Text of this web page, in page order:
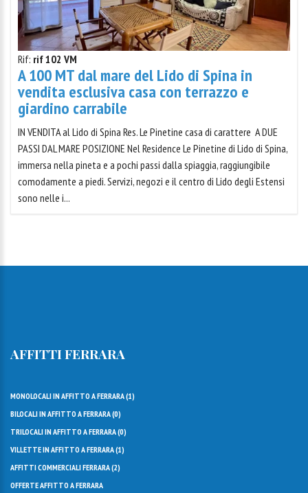
Rif: rif 102 VM
A 100 MT dal mare del Lido di Spina in
vendita esclusiva casa con terrazzo e
giardino carrabile
IN VENDITA al Lido di Spina Res. Le Pinetine casa di carattere A DUE
PASSI DAL MARE POSIZIONE Nel Residence Le Pinetine di Lido di Spina,
immersa nella pineta e a pochi passi dalla spiaggia, raggiungibile
comodamente a piedi. Servizi, negozi e il centro di Lido degli Estensi
sono nelle i...
AFFITTI FERRARA
MONOLOCALI IN AFFITTO A FERRARA (1)
BILOCALI IN AFFITTO A FERRARA (0)
TRILOCALI IN AFFITTO A FERRARA (0)
VILLETTE IN AFFITTO A FERRARA (1)
AFFITTI COMMERCIALI FERRARA (2)
OFFERTE AFFITTO A FERRARA